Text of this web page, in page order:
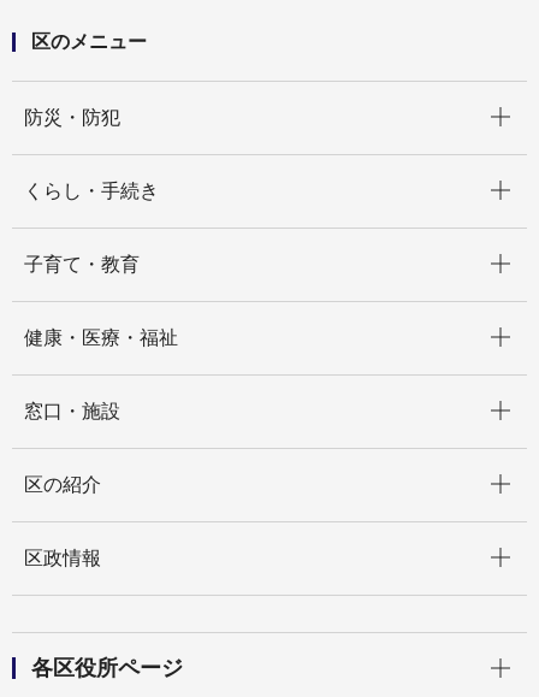
区のメニュー
防災・防犯
くらし・手続き
子育て・教育
健康・医療・福祉
窓口・施設
区の紹介
区政情報
各区役所ページ